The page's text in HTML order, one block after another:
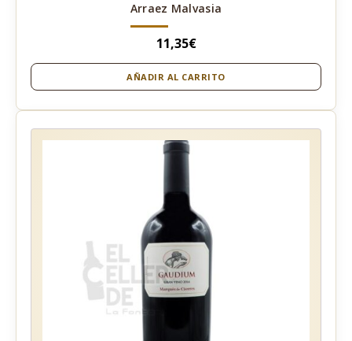
Arraez Malvasia
11,35€
AÑADIR AL CARRITO